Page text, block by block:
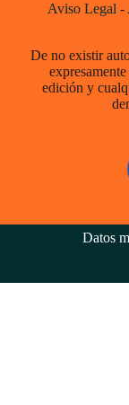
Aviso Legal -
De no existir
edición y
Datos